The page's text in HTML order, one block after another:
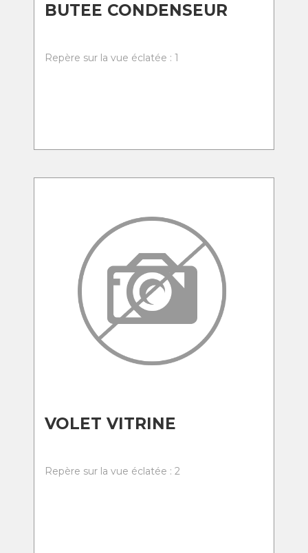
BUTEE CONDENSEUR
Repère sur la vue éclatée : 1
VOLET VITRINE
Repère sur la vue éclatée : 2